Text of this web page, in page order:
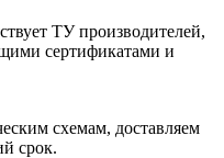
ТУ производителей,
сертификатами и
схемам, доставляем
срок.